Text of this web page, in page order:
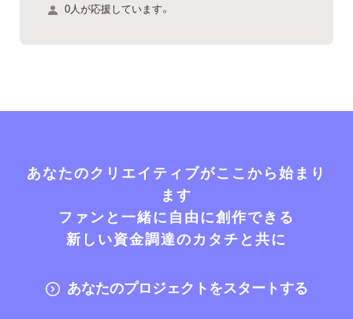
0人が応援しています。
あなたのクリエイティブがここから始まり
ます
ファンと一緒に自由に創作できる
新しい資金調達のカタチと共に
あなたのプロジェクトをスタートする